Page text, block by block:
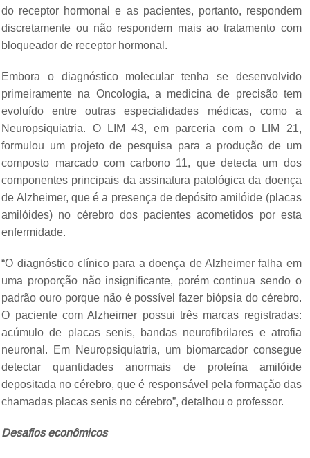
do receptor hormonal e as pacientes, portanto, respondem
discretamente ou não respondem mais ao tratamento com
bloqueador de receptor hormonal.
Embora o diagnóstico molecular tenha se desenvolvido
primeiramente na Oncologia, a medicina de precisão tem
evoluído entre outras especialidades médicas, como a
Neuropsiquiatria. O LIM 43, em parceria com o LIM 21,
formulou um projeto de pesquisa para a produção de um
composto marcado com carbono 11, que detecta um dos
componentes principais da assinatura patológica da doença
de Alzheimer, que é a presença de depósito amilóide (placas
amilóides) no cérebro dos pacientes acometidos por esta
enfermidade.
“O diagnóstico clínico para a doença de Alzheimer falha em
uma proporção não insignificante, porém continua sendo o
padrão ouro porque não é possível fazer biópsia do cérebro.
O paciente com Alzheimer possui três marcas registradas:
acúmulo de placas senis, bandas neurofibrilares e atrofia
neuronal. Em Neuropsiquiatria, um biomarcador consegue
detectar quantidades anormais de proteína amilóide
depositada no cérebro, que é responsável pela formação das
chamadas placas senis no cérebro”, detalhou o professor.
Desafios econômicos